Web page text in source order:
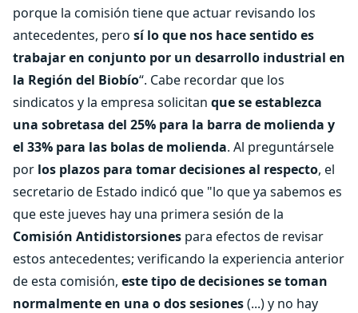
porque la comisión tiene que actuar revisando los
antecedentes, pero sí lo que nos hace sentido es
trabajar en conjunto por un desarrollo industrial en
la Región del Biobío“. Cabe recordar que los
sindicatos y la empresa solicitan que se establezca
una sobretasa del 25% para la barra de molienda y
el 33% para las bolas de molienda. Al preguntársele
por los plazos para tomar decisiones al respecto, el
secretario de Estado indicó que "lo que ya sabemos es
que este jueves hay una primera sesión de la
Comisión Antidistorsiones para efectos de revisar
estos antecedentes; verificando la experiencia anterior
de esta comisión, este tipo de decisiones se toman
normalmente en una o dos sesiones(...) y no hay